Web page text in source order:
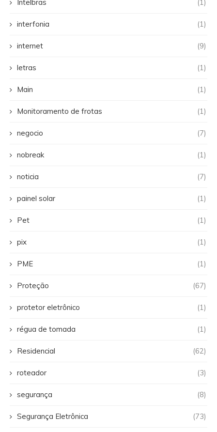
Intelbras (1)
interfonia (1)
internet (9)
letras (1)
Main (1)
Monitoramento de frotas (1)
negocio (7)
nobreak (1)
noticia (7)
painel solar (1)
Pet (1)
pix (1)
PME (1)
Proteção (67)
protetor eletrônico (1)
régua de tomada (1)
Residencial (62)
roteador (3)
segurança (8)
Segurança Eletrônica (73)